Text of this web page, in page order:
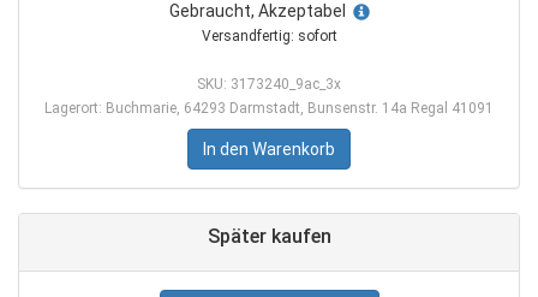
Gebraucht, Akzeptabel
Versandfertig: sofort
SKU: 3173240_9ac_3x
Lagerort: Buchmarie, 64293 Darmstadt, Bunsenstr. 14a Regal 41091
In den Warenkorb
Später kaufen